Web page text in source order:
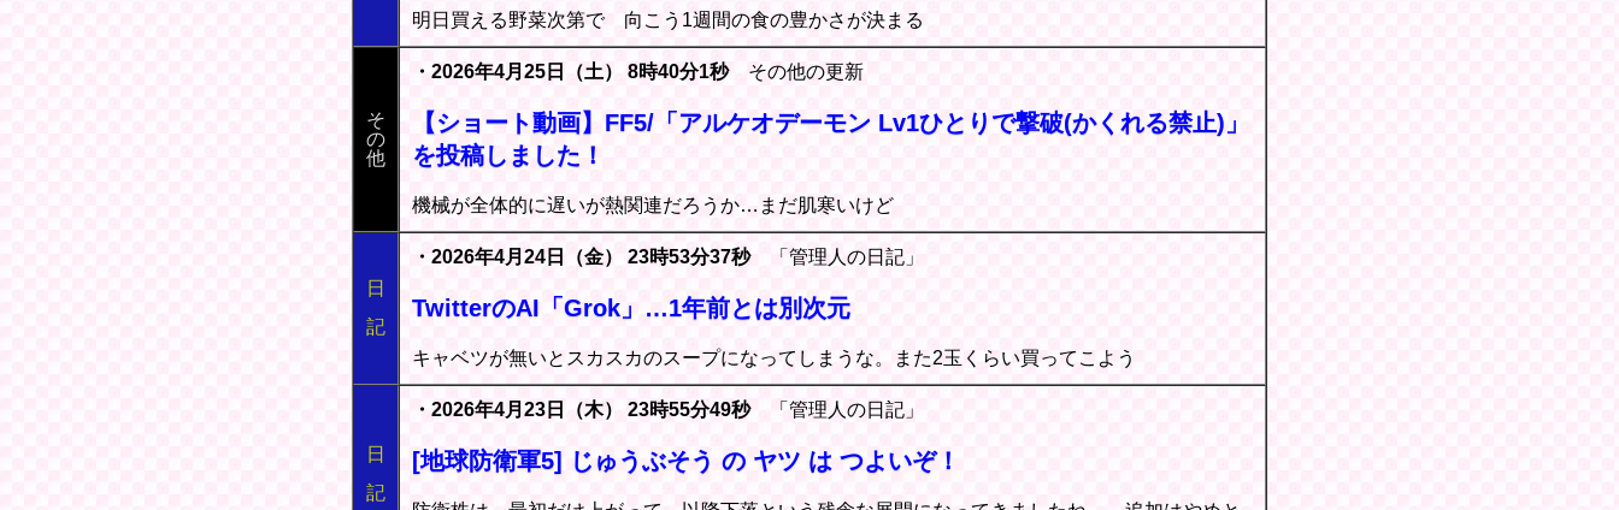
明日買える野菜次第で 向こう1週間の食の豊かさが決まる
そ
の
他
・2026年4月25日（土） 8時40分1秒その他の更新
【ショート動画】FF5/「アルケオデーモン Lv1ひとりで撃破(かくれる禁止)」
を投稿しました！
機械が全体的に遅いが熱関連だろうか…まだ肌寒いけど
日
記
・2026年4月24日（金） 23時53分37秒「管理人の日記」
TwitterのAI「Grok」…1年前とは別次元
キャベツが無いとスカスカのスープになってしまうな。また2玉くらい買ってこよう
日
記
・2026年4月23日（木） 23時55分49秒「管理人の日記」
[地球防衛軍5] じゅうぶそう の ヤツ は つよいぞ！